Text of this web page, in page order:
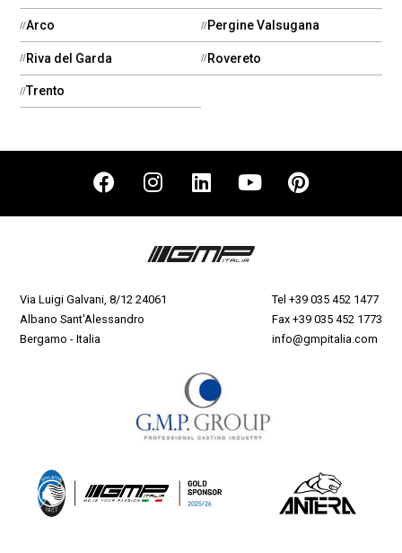
Arco Pergine Valsugana
Riva del Garda Rovereto
Trento
Via Luigi Galvani, 8/12 24061
Albano Sant'Alessandro
Bergamo - Italia
Tel +39 035 452 1477
Fax +39 035 452 1773
info@gmpitalia.com